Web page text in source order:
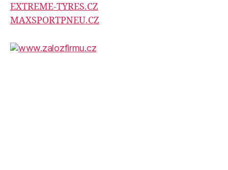
EXTREME-TYRES.CZ
MAXSPORTPNEU.CZ